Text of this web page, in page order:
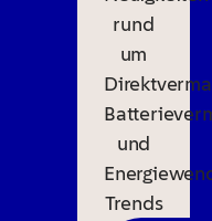
rund
um
und
Trends